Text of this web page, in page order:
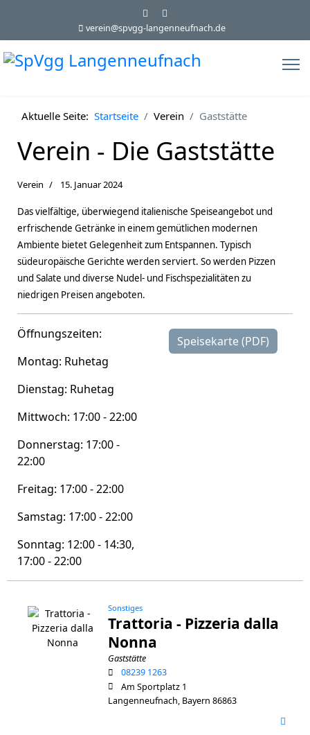
verein@spvgg-langenneufnach.de
Aktuelle Seite: Startseite Verein Gaststätte
Verein - Die Gaststätte
Verein 15. Januar 2024
Das vielfältige, überwiegend italienische Speiseangebot und
erfrischende Getränke in einem gemütlichen modernen
Ambiente bietet Gelegenheit zum Entspannen. Typisch
südeuropäische Gerichte werden serviert. So werden Pizzen
und Salate und diverse Nudel- und Fischspezialitäten zu
niedrigen Preisen angeboten.
Öffnungszeiten:
Montag: Ruhetag
Dienstag: Ruhetag
Mittwoch: 17:00 - 22:00
Donnerstag: 17:00 -
22:00
Freitag: 17:00 - 22:00
Samstag: 17:00 - 22:00
Sonntag: 12:00 - 14:30,
17:00 - 22:00
Speisekarte (PDF)
Sonstiges
Trattoria - Pizzeria dalla
Nonna
Gaststätte
08239 1263
Am Sportplatz 1
Langenneufnach, Bayern 86863